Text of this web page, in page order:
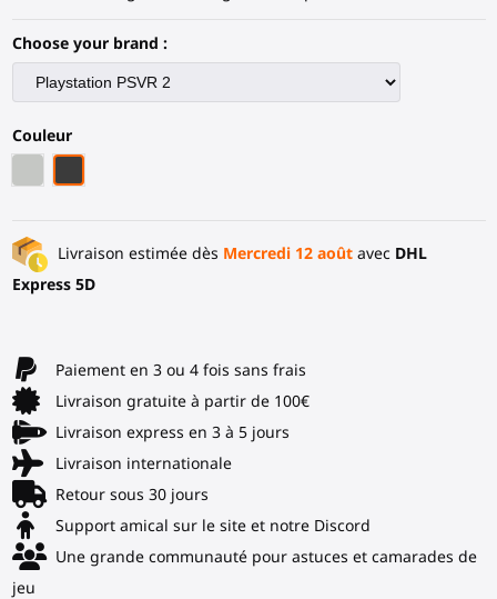
Choose your brand :
Couleur
Livraison estimée dès Mercredi 12 aoûtavec DHL
Express 5D
Paiement en 3 ou 4 fois sans frais
Livraison gratuite à partir de 100€
Livraison express en 3 à 5 jours
Livraison internationale
Retour sous 30 jours
Support amical sur le site et notre Discord
Une grande communauté pour astuces et camarades de
jeu